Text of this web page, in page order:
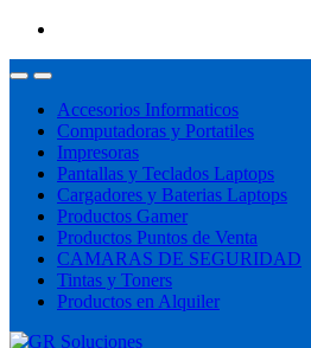
Accesorios Informaticos
Computadoras y Portatiles
Impresoras
Pantallas y Teclados Laptops
Cargadores y Baterias Laptops
Productos Gamer
Productos Puntos de Venta
CAMARAS DE SEGURIDAD
Tintas y Toners
Productos en Alquiler